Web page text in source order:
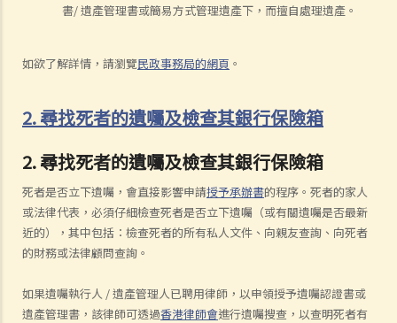
書/ 遺產管理書或簡易方式管理遺產下，而擅自處理遺產。
如欲了解詳情，請瀏覽民政事務局的網頁 。
2. 尋找死者的遺囑及檢查其銀行保險箱
2. 尋找死者的遺囑及檢查其銀行保險箱
死者是否立下遺囑，會直接影響申請授予承辦書的程序。死者的家人
或法律代表，必須仔細檢查死者是否立下遺囑（或有關遺囑是否最新
近的），其中包括：檢查死者的所有私人文件、向親友查詢、向死者
的財務或法律顧問查詢。
如果遺囑執行人 / 遺產管理人已聘用律師，以申領授予遺囑認證書或
遺產管理書，該律師可透過香港律師會進行遺囑搜查，以查明死者有